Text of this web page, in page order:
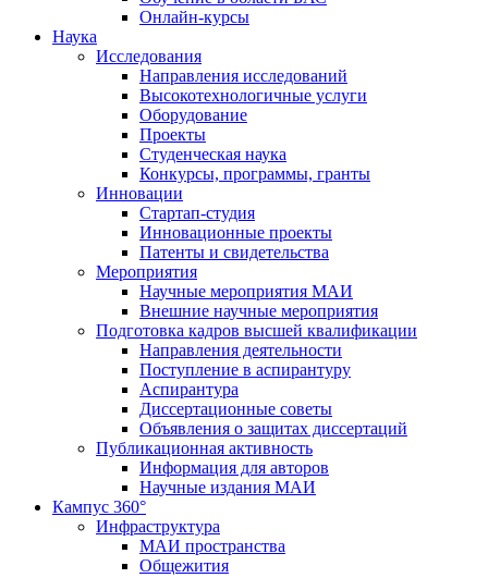
Онлайн-курсы
Наука
Исследования
Направления исследований
Высокотехнологичные услуги
Оборудование
Проекты
Студенческая наука
Конкурсы, программы, гранты
Инновации
Стартап-студия
Инновационные проекты
Патенты и свидетельства
Мероприятия
Научные мероприятия МАИ
Внешние научные мероприятия
Подготовка кадров высшей квалификации
Направления деятельности
Поступление в аспирантуру
Аспирантура
Диссертационные советы
Объявления о защитах диссертаций
Публикационная активность
Информация для авторов
Научные издания МАИ
Кампус 360°
Инфраструктура
МАИ пространства
Общежития